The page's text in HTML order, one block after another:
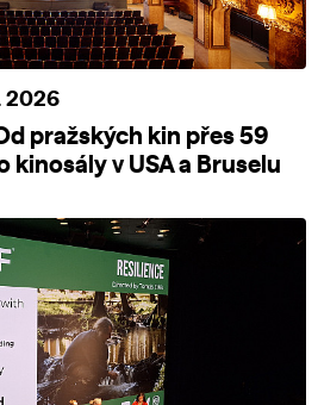
2026
pražských kin přes 59
kinosály v USA a Bruselu